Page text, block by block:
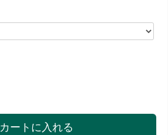
カートに入れる